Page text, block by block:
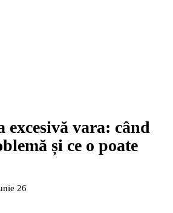
vara: când
și ce o poate
26